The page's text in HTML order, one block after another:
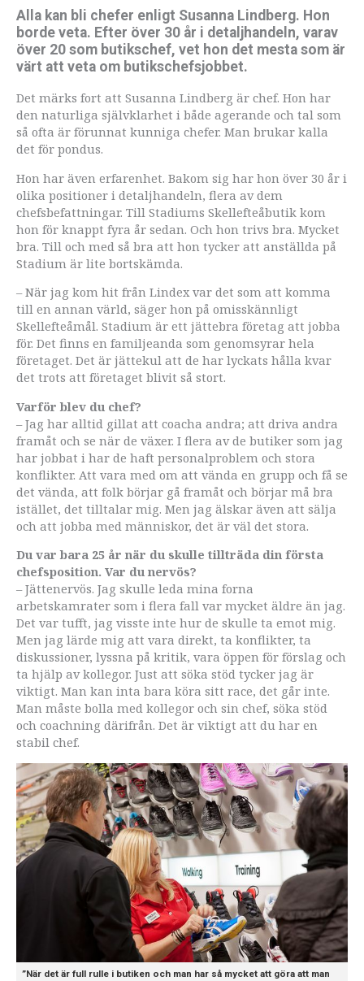
Alla kan bli chefer enligt Susanna Lindberg. Hon
borde veta. Efter över 30 år i detaljhandeln, varav
över 20 som butikschef, vet hon det mesta som är
värt att veta om butikschefsjobbet.
Det märks fort att Susanna Lindberg är chef. Hon har
den naturliga självklarhet i både agerande och tal som
så ofta är förunnat kunniga chefer. Man brukar kalla
det för pondus.
Hon har även erfarenhet. Bakom sig har hon över 30 år i
olika positioner i detaljhandeln, flera av dem
chefsbefattningar. Till Stadiums Skellefteåbutik kom
hon för knappt fyra år sedan. Och hon trivs bra. Mycket
bra. Till och med så bra att hon tycker att anställda på
Stadium är lite bortskämda.
– När jag kom hit från Lindex var det som att komma
till en annan värld, säger hon på omisskännligt
Skellefteåmål. Stadium är ett jättebra företag att jobba
för. Det finns en familjeanda som genomsyrar hela
företaget. Det är jättekul att de har lyckats hålla kvar
det trots att företaget blivit så stort.
Varför blev du chef?
– Jag har alltid gillat att coacha andra; att driva andra
framåt och se när de växer. I flera av de butiker som jag
har jobbat i har de haft personalproblem och stora
konflikter. Att vara med om att vända en grupp och få se
det vända, att folk börjar gå framåt och börjar må bra
istället, det tilltalar mig. Men jag älskar även att sälja
och att jobba med människor, det är väl det stora.
Du var bara 25 år när du skulle tillträda din första
chefsposition. Var du nervös?
– Jättenervös. Jag skulle leda mina forna
arbetskamrater som i flera fall var mycket äldre än jag.
Det var tufft, jag visste inte hur de skulle ta emot mig.
Men jag lärde mig att vara direkt, ta konflikter, ta
diskussioner, lyssna på kritik, vara öppen för förslag och
ta hjälp av kollegor. Just att söka stöd tycker jag är
viktigt. Man kan inta bara köra sitt race, det går inte.
Man måste bolla med kollegor och sin chef, söka stöd
och coachning därifrån. Det är viktigt att du har en
stabil chef.
”När det är full rulle i butiken och man har så mycket att göra att man